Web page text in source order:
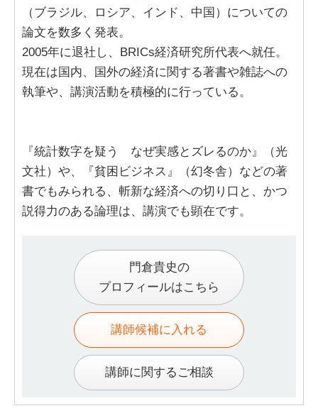
（ブラジル、ロシア、インド、中国）についての
論文を数多く発表。
2005年に退社し、BRICs経済研究所代表へ就任。
現在は国内、国外の経済に関する著書や雑誌への
執筆や、講演活動を積極的に行っている。
『統計数字を疑う なぜ実感とズレるのか』（光
文社）や、『貧困ビジネス』（幻冬舎）などの著
書でもみられる、斬新な経済への切り口と、かつ
説得力のある論理は、講演でも顕在です。
門倉貴史の
プロフィールはこちら
講師候補に入れる
講師に関するご相談